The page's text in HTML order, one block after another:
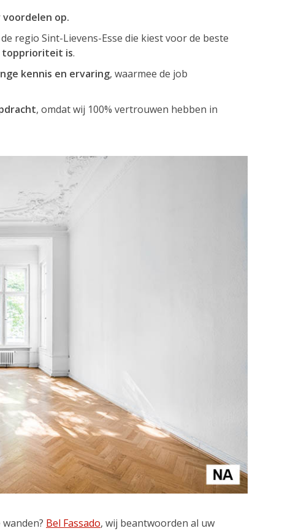
op.
regio Sint-Lievens-Esse die kiest voor de beste
topprioriteit is.
kennis en ervaring, waarmee de job
, omdat wij 100% vertrouwen hebben in
Bel Fassado, wij beantwoorden al uw